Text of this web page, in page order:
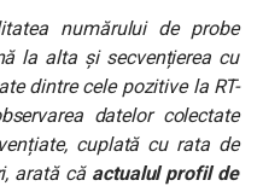
numărului de probe
la alta și secvențierea cu
dintre cele pozitive la RT-
datelor colectate
cuplată cu rata de
arată că actualul profil de